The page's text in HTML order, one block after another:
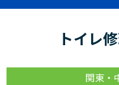
トイレ
関東・